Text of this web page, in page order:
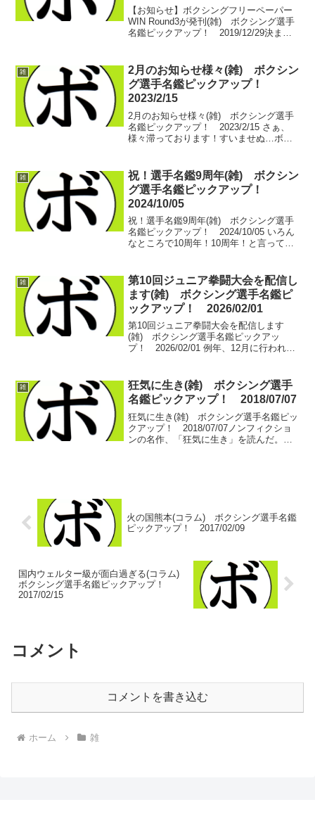
プ！ 2019/12/29
【お知らせ】ボクシングフリーペーパー
WIN Round3が発刊(雑) ボクシング選手
名鑑ピックアップ！ 2019/12/29決まり
パー｢WIN｣次号決定とご...
雑
2月のお知らせ様々(雑) ボクシン
グ選手名鑑ピックアップ！
2023/2/15
2月のお知らせ様々(雑) ボクシング選手
名鑑ピックアップ！ 2023/2/15 さぁ、
様々滞っております！すいませぬ…ボク
ますのでしばしお待ちを。例月以上の急
がしさ…と...
雑
祝！選手名鑑9周年(雑) ボクシン
グ選手名鑑ピックアップ！
2024/10/05
祝！選手名鑑9周年(雑) ボクシング選手
名鑑ピックアップ！ 2024/10/05 いろん
なところで10周年！10周年！と言ってお
10年目に突入です。まぁ、色々ありま
し...
雑
第10回ジュニア拳闘大会を配信し
ます(雑) ボクシング選手名鑑ピ
ックアップ！ 2026/02/01
第10回ジュニア拳闘大会を配信します
(雑) ボクシング選手名鑑ピックアッ
プ！ 2026/02/01 例年、12月に行われて
があったことから2月開催となりました、
ジュ...
雑
狂気に生き(雑) ボクシング選手
名鑑ピックアップ！ 2018/07/07
狂気に生き(雑) ボクシング選手名鑑ピッ
クアップ！ 2018/07/07ノンフィクショ
ンの名作、「狂気に生き」を読んだ。こ
火の国熊本(コラム) ボクシング選手名鑑
ピックアップ！ 2017/02/09
国内ウェルター級が面白過ぎる(コラム)
ボクシング選手名鑑ピックアップ！
2017/02/15
コメント
コメントを書き込む
ホーム 雑